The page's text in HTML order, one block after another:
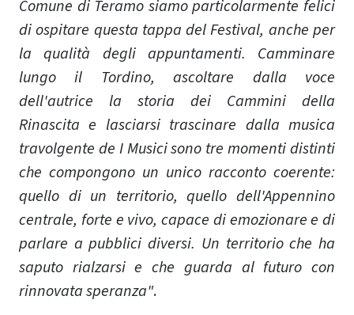
Comune di Teramo siamo particolarmente felici
di ospitare questa tappa del Festival, anche per
la qualità degli appuntamenti. Camminare
lungo il Tordino, ascoltare dalla voce
dell'autrice la storia dei Cammini della
Rinascita e lasciarsi trascinare dalla musica
travolgente de I Musici sono tre momenti distinti
che compongono un unico racconto coerente:
quello di un territorio, quello dell'Appennino
centrale, forte e vivo, capace di emozionare e di
parlare a pubblici diversi. Un territorio che ha
saputo rialzarsi e che guarda al futuro con
rinnovata speranza".